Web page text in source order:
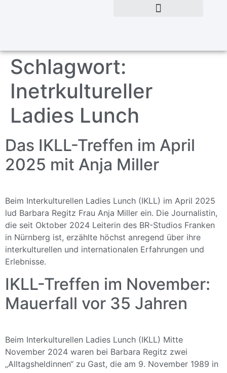
Schlagwort:
Inetrkultureller
Ladies Lunch
Das IKLL-Treffen im April
2025 mit Anja Miller
Beim Interkulturellen Ladies Lunch (IKLL) im April 2025
lud Barbara Regitz Frau Anja Miller ein. Die Journalistin,
die seit Oktober 2024 Leiterin des BR-Studios Franken
in Nürnberg ist, erzählte höchst anregend über ihre
interkulturellen und internationalen Erfahrungen und
Erlebnisse.
IKLL-Treffen im November:
Mauerfall vor 35 Jahren
Beim Interkulturellen Ladies Lunch (IKLL) Mitte
November 2024 waren bei Barbara Regitz zwei
„Alltagsheldinnen“ zu Gast, die am 9. November 1989 in